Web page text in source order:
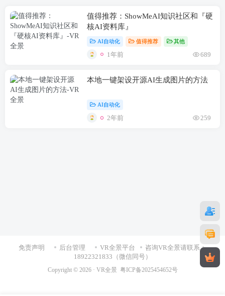
值得推荐：ShowMeAI知识社区和『硬
核AI资料库』
AI自动化 值得推荐 其他
1年前 689
本地一键架设开源AI生成图片的方法
AI自动化
2年前 259
免责声明 后台管理 VR全景平台
咨询VR全景请联系：
18922321833（微信同号）
Copyright © 2026 · VR全景 粤ICP备2025454652号